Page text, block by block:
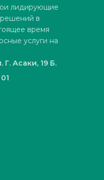
лидирующие
в
время
услуги на
Асаки, 19 Б.